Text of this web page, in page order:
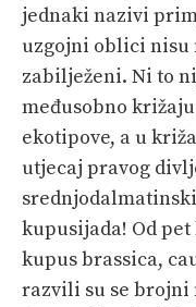
jednaki nazivi
uzgojni oblici nisu
zabilježeni. Ni to
međusobno
ekotipove, a u
utjecaj pravog
kupusijada! Od
kupus brassica,
razvili su se